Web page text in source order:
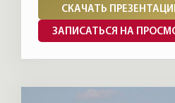
СКАЧАТЬ
ЗАПИСАТЬСЯ НА